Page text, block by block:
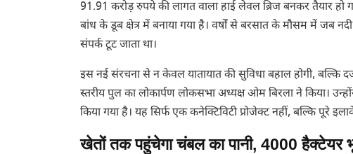
91.91 करोड़ रुपये की लागत वाला हाई लेवल ब्रिज बनकर तैयार
बांध के डूब क्षेत्र में बनाया गया है। वर्षों से बरसात के मौसम में जब
संपर्क टूट जाता था।
इस नई संरचना से न केवल यातायात की सुविधा बहाल होगी, बल्कि
स्तरीय पुल का लोकार्पण लोकसभा अध्यक्ष ओम बिरला ने किया।
किया गया है। यह सिर्फ एक कनेक्टिविटी प्रोजेक्ट नहीं, बल्कि पूरे
खेतों तक पहुंचेगा चंबल का पानी, 4000 हैक्टेयर